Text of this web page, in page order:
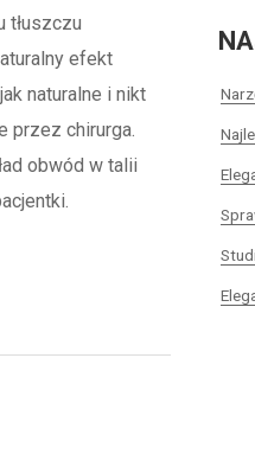
tłuszczu
efekt
naturalne i nikt
przez chirurga.
obwód w talii